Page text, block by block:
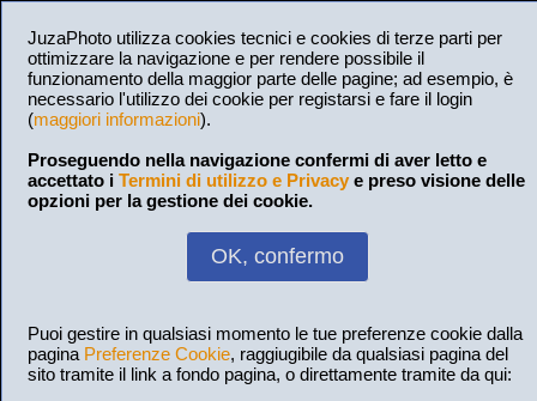
JuzaPhoto utilizza cookies tecnici e cookies di terze parti per
ottimizzare la navigazione e per rendere possibile il
funzionamento della maggior parte delle pagine; ad esempio, è
necessario l'utilizzo dei cookie per registarsi e fare il login
(maggiori informazioni).
Proseguendo nella navigazione confermi di aver letto e
accettato i Termini di utilizzo e Privacy e preso visione delle
opzioni per la gestione dei cookie.
OK, confermo
Puoi gestire in qualsiasi momento le tue preferenze cookie dalla
pagina Preferenze Cookie, raggiugibile da qualsiasi pagina del
sito tramite il link a fondo pagina, o direttamente tramite da qui: